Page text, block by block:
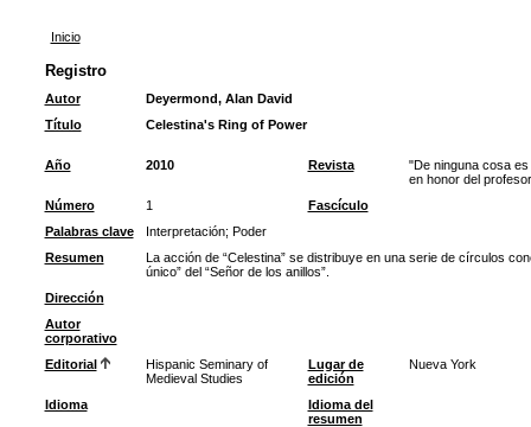
Inicio
Registro
Autor
Deyermond, Alan David
Título
Celestina's Ring of Power
Año 2010 Revista
"De ninguna cosa
en honor del
Número
1
Fascículo
Palabras clave
Interpretación; Poder
Resumen
La acción de “Celestina” se distribuye en una serie de círculos
único” del “Señor de los anillos”.
Dirección
Autor
corporativo
Editorial
Hispanic Seminary of
Medieval Studies
Lugar de
edición
Nueva York
Idioma
Idioma del
resumen